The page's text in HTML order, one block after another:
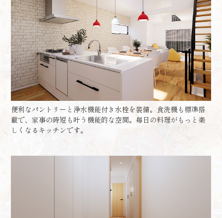
便利なパントリーと浄水機能付き水栓を装備。食洗機も標準搭
載で、家事の時短も叶う機能的な空間。毎日の料理がもっと楽
しくなるキッチンです。